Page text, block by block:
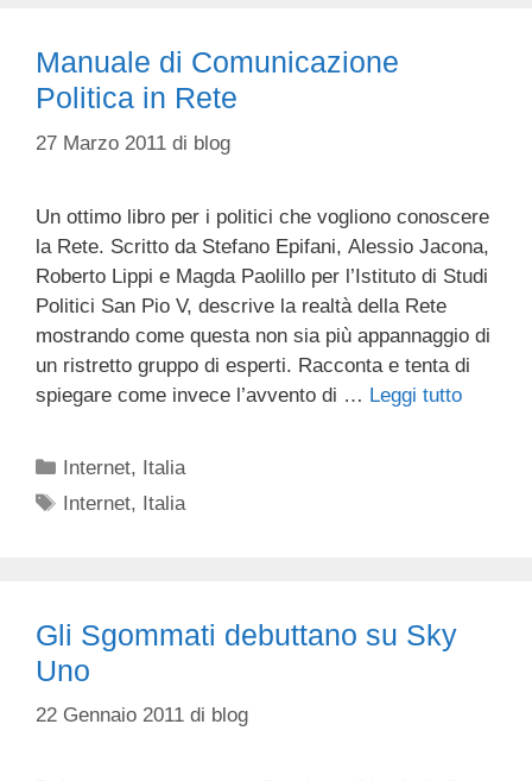
Manuale di Comunicazione
Politica in Rete
27 Marzo 2011 di blog
Un ottimo libro per i politici che vogliono conoscere
la Rete. Scritto da Stefano Epifani, Alessio Jacona,
Roberto Lippi e Magda Paolillo per l’Istituto di Studi
Politici San Pio V, descrive la realtà della Rete
mostrando come questa non sia più appannaggio di
un ristretto gruppo di esperti. Racconta e tenta di
spiegare come invece l’avvento di … Leggi tutto
Categorie
Internet, Italia
Tag
Internet, Italia
Gli Sgommati debuttano su Sky
Uno
22 Gennaio 2011 di blog